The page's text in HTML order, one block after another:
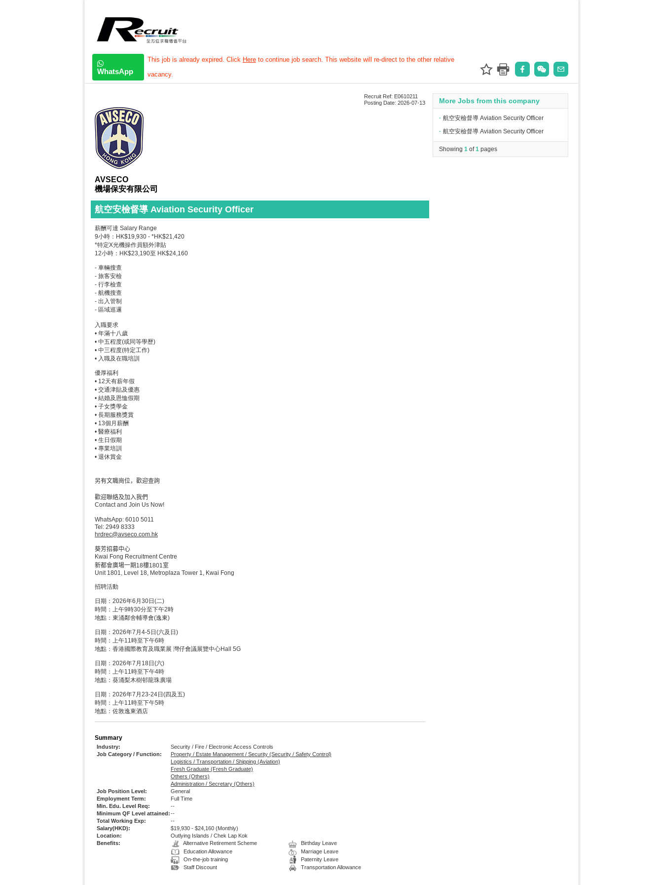
WhatsApp
This job is already expired. Click Hereto continue job search. This website will re-direct to the other relative
vacancy.
Recruit Ref: E0610211
Posting Date: 2026-07-13
AVSECO
機場保安有限公司
航空安檢督導 Aviation Security Officer
薪酬可達 Salary Range
9小時：HK$19,930 - *HK$21,420
*特定X光機操作員額外津貼
12小時：HK$23,190至 HK$24,160
- 車輛搜查
- 旅客安檢
- 行李檢查
- 航機搜查
- 出入管制
- 區域巡邏
入職要求
• 年滿十八歲
• 中五程度(或同等學歷)
• 中三程度(特定工作)
• 入職及在職培訓
優厚福利
• 12天有薪年假
• 交通津貼及優惠
• 結婚及恩恤假期
• 子女獎學金
• 長期服務獎賞
• 13個月薪酬
• 醫療福利
• 生日假期
• 專業培訓
• 退休賞金
另有文職崗位，歡迎查詢
歡迎聯絡及加入我們
Contact and Join Us Now!
WhatsApp: 6010 5011
Tel: 2949 8333
hrdrec@avseco.com.hk
葵芳招募中心
Kwai Fong Recruitment Centre
新都會廣場一期18樓1801室
Unit 1801, Level 18, Metroplaza Tower 1, Kwai Fong
招聘活動
日期：2026年6月30日(二)
時間：上午9時30分至下午2時
地點：東涌鄰舍輔導會(逸東)
日期：2026年7月4-5日(六及日)
時間：上午11時至下午6時
地點：香港國際教育及職業展 灣仔會議展覽中心Hall 5G
日期：2026年7月18日(六)
時間：上午11時至下午4時
地點：葵涌梨木樹邨龍珠廣場
日期：2026年7月23-24日(四及五)
時間：上午11時至下午5時
地點：佐敦逸東酒店
Summary
Industry:
Security / Fire / Electronic Access Controls
Job Category / Function:
Property / Estate Management / Security (Security / Safety Control)
Logistics / Transportation / Shipping (Aviation)
Fresh Graduate (Fresh Graduate)
Others (Others)
Administration / Secretary (Others)
Job Position Level:
General
Employment Term:
Full Time
Min. Edu. Level Req:
--
Minimum QF Level attained:--
Total Working Exp:
--
Salary(HKD):
$19,930 - $24,160 (Monthly)
Location:
Outlying Islands / Chek Lap Kok
Benefits:
Alternative Retirement Scheme
Birthday Leave
Education Allowance
Marriage Leave
On-the-job training
Paternity Leave
Staff Discount
Transportation Allowance
More Jobs from this company
∙ 航空安檢督導 Aviation Security Officer
∙ 航空安檢督導 Aviation Security Officer
Showing 1 of1 pages